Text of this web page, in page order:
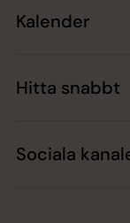
Kalender
Hitta snabbt
Sociala